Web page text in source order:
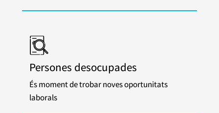
Persones desocupades
És moment de trobar noves oportunitats
laborals